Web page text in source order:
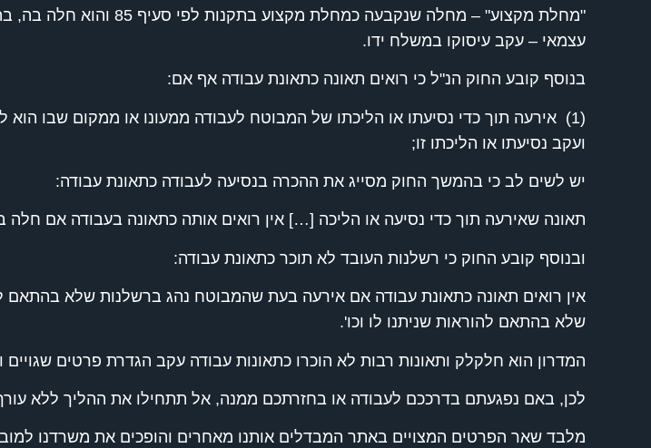
"מחלת מקצוע" – מחלה
עצמאי – עקב עיסוקו במשלח ידו.
בנוסף קובע החוק הנ"ל כי רואים תאונה כתאונת עבודה אף אם:
(1) אירעה תוך כדי נסיעתו או הליכתו של המבוטח לעבודה ממעונו או ממקום שבו
ועקב נסיעתו או הליכתו זו;
יש לשים לב כי בהמשך החוק מסייג את ההכרה בנסיעה לעבודה כתאונת עבודה:
תאונה שאירעה תוך כדי נסיעה או הליכה […] אין רואים אותה כתאונה בעבודה אם
ובנוסף קובע החוק כי רשלנות העובד לא תוכר כתאונת עבודה:
אין רואים תאונה כתאונת עבודה אם אירעה בעת שהמבוטח נהג ברשלנות שלא בהתאם
שלא בהתאם להוראות שניתנו לו וכו'.
המדרון הוא חלקלק ותאונות רבות לא הוכרו כתאונות עבודה עקב הגדרת פרטים
לכן, באם נפגעתם בדרככם לעבודה או בחזרתכם ממנה, אל תתחילו את ההליך ללא
מלבד שאר הפרטים המצויים באתר המבדלים אותנו מאחרים והופכים את משרדנו